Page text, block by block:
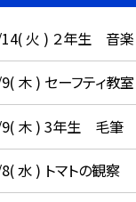
火 ) ２年生 音楽
木 ) セーフティ教室
木 ) 3年生 毛筆
水 ) トマトの観察